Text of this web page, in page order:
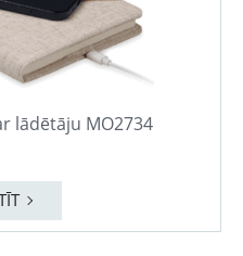
lādētāju MO2734